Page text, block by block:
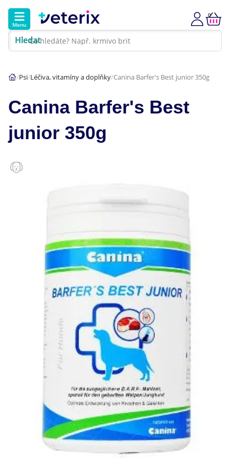
Menu
Hledat
0
Akce
Psi
Kočky
Klinika Veterix
777 319 516 (Po–Pá, 9–19h; So–Ne, 9–14h)
info@veterix.cz
E-shop Veterix
777 319 517 (Po–Pá, 8–15h)
eshop@veterix.cz
Psi Léčiva, vitamíny a doplňky Canina Barfer's Best junior 350g
Canina Barfer's Best
junior 350g